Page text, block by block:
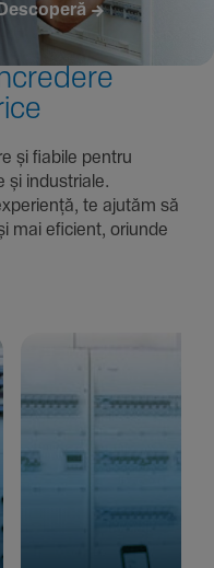
Descoperă
și fiabile pentru
și indus­triale.
te ajutăm să
mai eficient, oriunde